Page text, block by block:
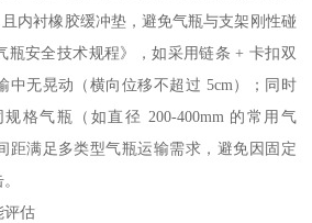
内衬橡胶缓冲垫，避免气瓶与支架刚性碰
瓶安全技术规程》，如采用链条 + 卡扣双
中无晃动（横向位移不超过 5cm）；同时
格气瓶（如直径 200-400mm 的常用气
距满足多类型气瓶运输需求，避免因固定
评估​